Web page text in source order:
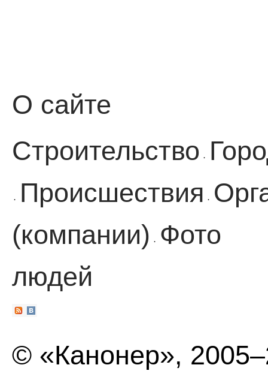
О сайте
Строительство ·
· Происшествия ·
(компании)
·
Фото
людей
© «Канонер»,